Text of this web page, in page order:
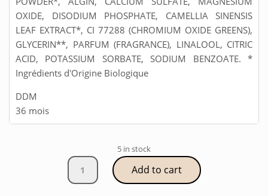
OXIDE, DISODIUM PHOSPHATE, CAMELLIA SINENSIS
LEAF EXTRACT*, CI 77288 (CHROMIUM OXIDE GREENS),
GLYCERIN**, PARFUM (FRAGRANCE), LINALOOL, CITRIC
ACID, POTASSIUM SORBATE, SODIUM BENZOATE. *
Ingrédients d'Origine Biologique
DDM
36 mois
5 in stock
Masque
Bio
Add to cart